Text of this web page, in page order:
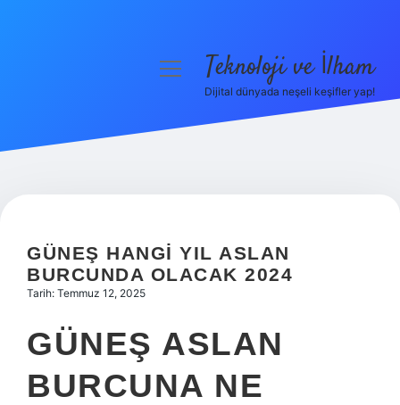
Hakkımızda
menüyüTeknoloji ve İlham
Dijital dünyada neşeli keşifler yap!
GÜNEŞ HANGI YIL ASLAN
BURCUNDA OLACAK 2024
Tarih: Temmuz 12, 2025
GÜNEŞ ASLAN
BURCUNA NE